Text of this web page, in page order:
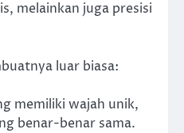
melainkan juga presisi
luar biasa:
memiliki wajah unik,
benar-benar sama.